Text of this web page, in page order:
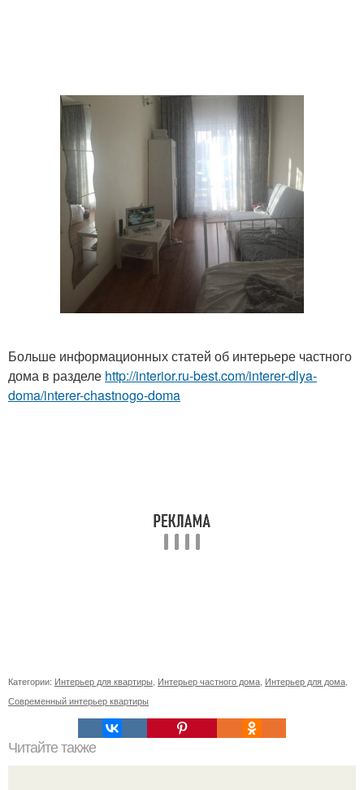
Больше информационных статей об интерьере частного
дома в разделе http://interior.ru-best.com/interer-dlya-
doma/interer-chastnogo-doma
Категории: Интерьер для квартиры Интерьер частного дома Интерьер для дома
Современный интерьер квартиры
Читайте также